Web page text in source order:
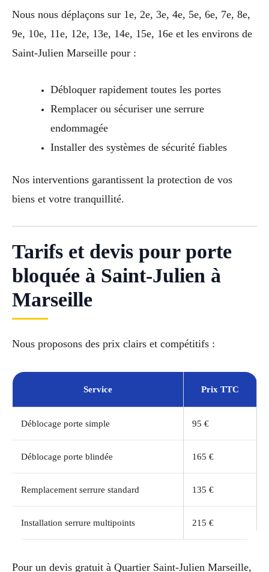
Nous nous déplaçons sur 1e, 2e, 3e, 4e, 5e, 6e, 7e, 8e,
9e, 10e, 11e, 12e, 13e, 14e, 15e, 16e et les environs de
Saint-Julien Marseille pour :
Débloquer rapidement toutes les portes
Remplacer ou sécuriser une serrure
endommagée
Installer des systèmes de sécurité fiables
Nos interventions garantissent la protection de vos
biens et votre tranquillité.
Tarifs et devis pour porte
bloquée à Saint-Julien à
Marseille
Nous proposons des prix clairs et compétitifs :
Service Prix TTC
Déblocage porte simple 95 €
Déblocage porte blindée 165 €
Remplacement serrure standard 135 €
Installation serrure multipoints 215 €
Pour un devis gratuit à Quartier Saint-Julien Marseille,